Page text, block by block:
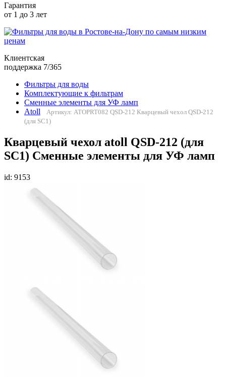
Гарантия
от 1 до 3 лет
Клиентская
поддержка 7/365
Фильтры для воды
Комплектующие к фильтрам
Сменные элементы для УФ ламп
Atoll
Артикул: ATOPRT082 QSD-212 Кварцевый чехол QSD-212
(для SC1)
Кварцевый чехол atoll QSD-212 (для
SC1) Сменные элементы для УФ ламп
id: 9153